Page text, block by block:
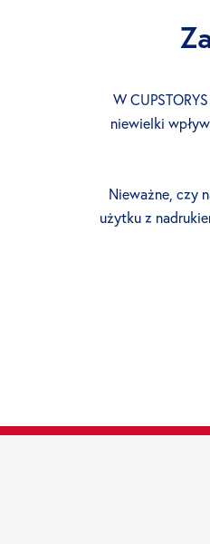
W
niewielki
Nieważne, czy
użytku z